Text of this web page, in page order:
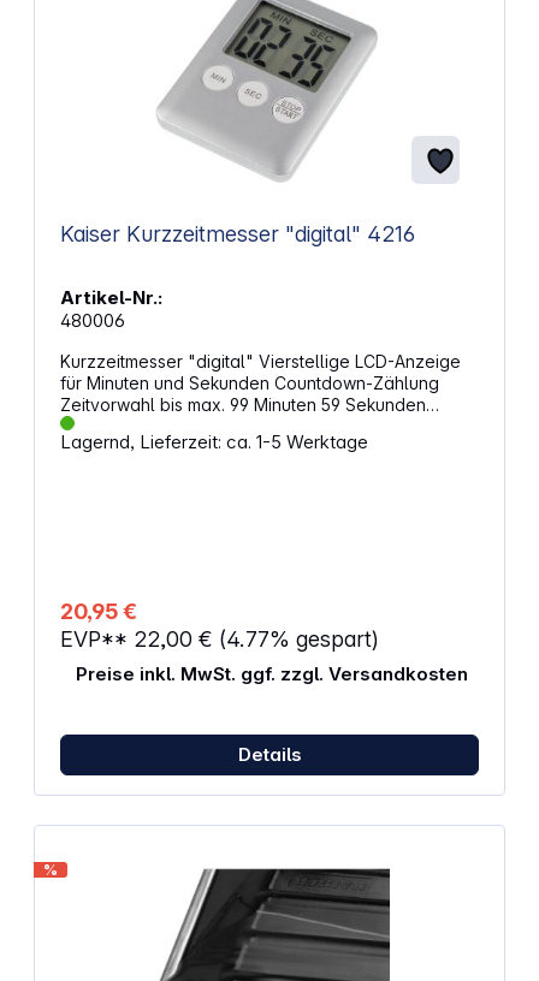
Kaiser Kurzzeitmesser "digital" 4216
Artikel-Nr.:
480006
Kurzzeitmesser "digital" Vierstellige LCD-Anzeige
für Minuten und Sekunden Countdown-Zählung
Zeitvorwahl bis max. 99 Minuten 59 Sekunden
Akustisches Signal bei Countdown auf Null
Ablaufunterbrechung möglich Eingestellte
Lagernd, Lieferzeit: ca. 1-5 Werktage
20,95 €
EVP** 22,00 € (4.77% gespart)
Preise inkl. MwSt. ggf. zzgl. Versandkosten
Details
%